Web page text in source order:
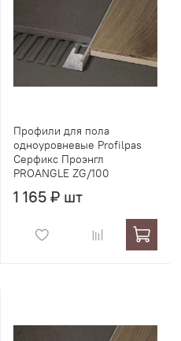
Профили для пола
одноуровневые Profilpas
Серфикс Проэнгл
PROANGLE ZG/100
1 165 ₽ шт